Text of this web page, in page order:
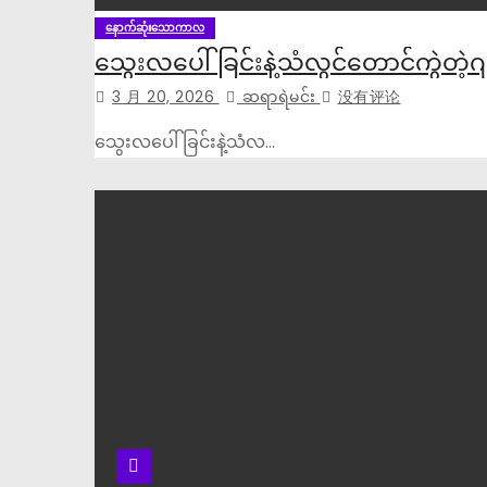
နောက်ဆုံးသောကာလ
သွေးလပေါ်ခြင်းနဲ့သံလွင်တောင်ကွဲတဲ့ဂ
3 月 20, 2026 ဆရာရဲမင်း 没有评论
သွေးလပေါ်ခြင်းနဲ့သံလ…